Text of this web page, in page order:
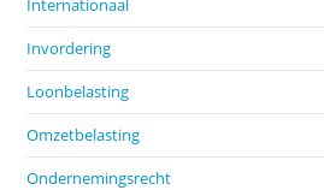
Internationaal
Invordering
Loonbelasting
Omzetbelasting
Ondernemingsrecht